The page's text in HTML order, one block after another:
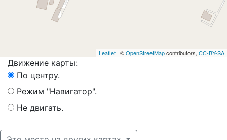
Leaflet | ©OpenStreetMapcontributors, CC-BY-SA
Движение карты:
По центру.
Режим "Навигатор".
Не двигать.